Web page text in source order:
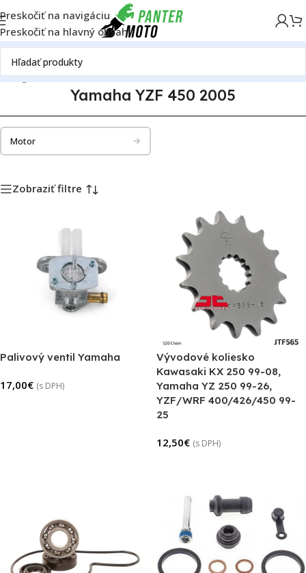
Preskočiť na navigáciu
Preskočiť na hlavný obsah
motoriekYamahaYamaha YZF 450Yamaha YZF 450 2005
Yamaha YZF 450 2005
Motor
Zobraziť filtre
Palivový ventil Yamaha
17,00€ (s DPH)
Vývodové koliesko
Kawasaki KX 250 99-08,
Yamaha YZ 250 99-26,
YZF/WRF 400/426/450 99-
25
12,50€ (s DPH)